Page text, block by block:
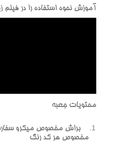
آموزش نحوه استفاده را در فيلم
محتويات جعبه
براش مخصوص ميکرو
مخصوص هر کد رنگ